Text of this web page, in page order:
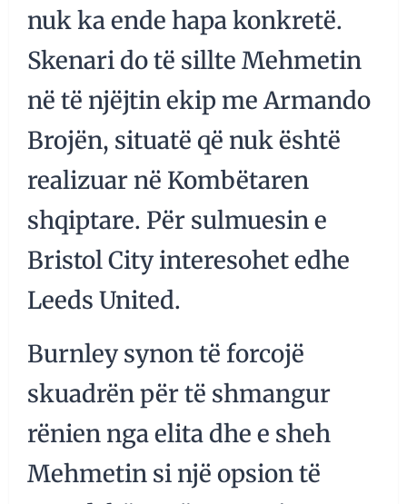
nuk ka ende hapa konkretë.
Skenari do të sillte Mehmetin
në të njëjtin ekip me Armando
Brojën, situatë që nuk është
realizuar në Kombëtaren
shqiptare. Për sulmuesin e
Bristol City interesohet edhe
Leeds United.
Burnley synon të forcojë
skuadrën për të shmangur
rënien nga elita dhe e sheh
Mehmetin si një opsion të